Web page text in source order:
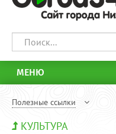
МЕНЮ
Полезные ссылки
КУЛЬТУРА